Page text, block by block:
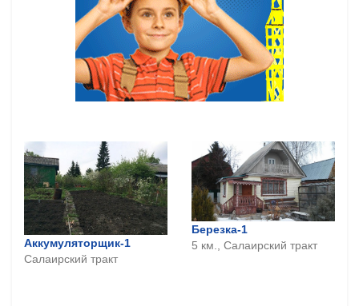
Аккумуляторщик-1
Салаирский тракт
Березка-1
5 км., Салаирский тракт